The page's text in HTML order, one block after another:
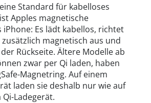
Standard für kabelloses
Apples magnetische
Es lädt kabellos, richtet
magnetisch aus und
Rückseite. Ältere Modelle ab
zwar per Qi laden, haben
Magnetring. Auf einem
laden sie deshalb nur wie auf
Ladegerät.